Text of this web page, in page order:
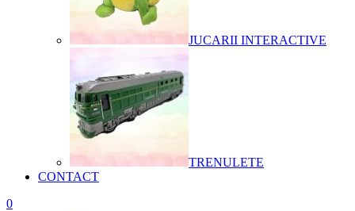
JUCARII INTERACTIVE
TRENULETE
CONTACT
0